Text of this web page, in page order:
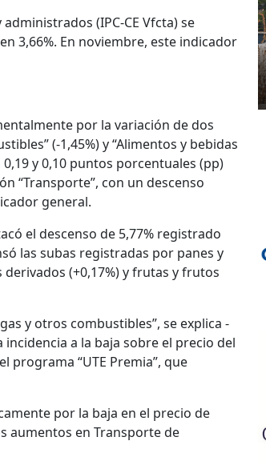
(IPC-CE Vfcta) se
3,66%. En noviembre, este indicador
por la variación de dos
(-1,45%) y “Alimentos y bebidas
y 0,10 puntos porcentuales (pp)
“Transporte”, con un descenso
general.
el descenso de 5,77% registrado
las subas registradas por panes y
(+0,17%) y frutas y frutos
y otros combustibles”, se explica -
a la baja sobre el precio del
programa “UTE Premia”, que
por la baja en el precio de
aumentos en Transporte de